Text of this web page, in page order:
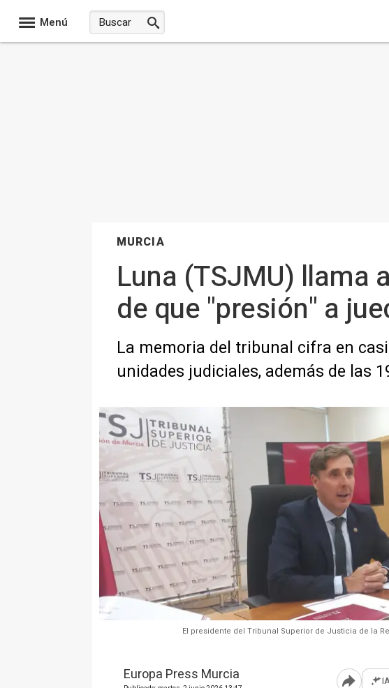
Menú
MURCIA
Luna (TSJMU) llama
de que "presión" a
La memoria del tribunal cifra en
unidades judiciales, además de las
El presidente del Tribunal Superior de Justicia de la
Europa Press Murcia